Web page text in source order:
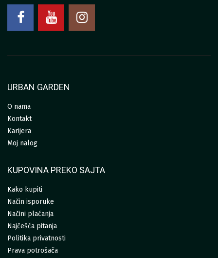
URBAN GARDEN
O nama
Kontakt
Karijera
Moj nalog
KUPOVINA PREKO SAJTA
Kako kupiti
Način isporuke
Načini plaćanja
Najčešća pitanja
Politika privatnosti
Prava potrošača